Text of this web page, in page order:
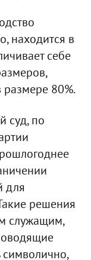
находится в
себе
размере 80%.
суд, по
для
решения
служащим,
символично,